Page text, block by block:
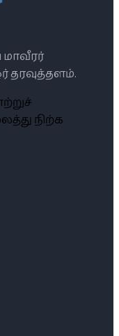
மாவீரர்
நிற்க